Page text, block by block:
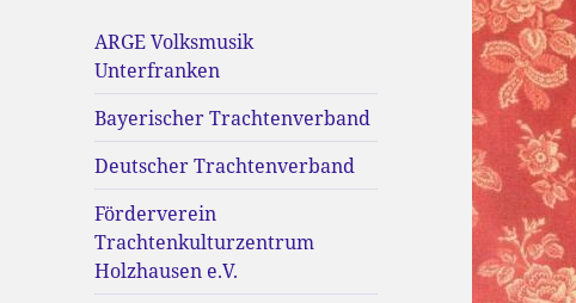
ARGE Volksmusik
Unterfranken
Bayerischer Trachtenverband
Deutscher Trachtenverband
Förderverein
Trachtenkulturzentrum
Holzhausen e.V.